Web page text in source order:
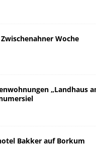
Zwischenahner Woche
„Landhaus
Bakker auf Borkum